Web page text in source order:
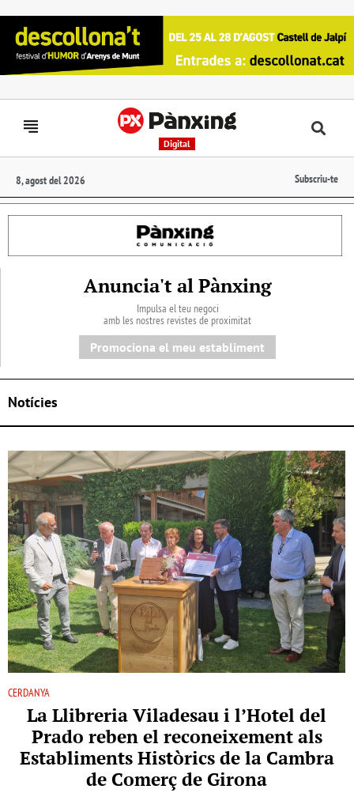
Digital
8, agost del 2026 Subscriu-te
Anuncia't al Pànxing
Impulsa el teu negoci
amb les nostres revistes de proximitat
Promociona el meu establiment
Notícies
CERDANYA
La Llibreria Viladesau i l’Hotel del
Prado reben el reconeixement als
Establiments Històrics de la Cambra
de Comerç de Girona